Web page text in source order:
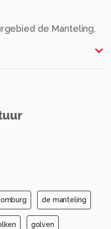
de Manteling,
de manteling
golven